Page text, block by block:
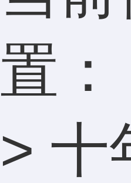
置：
> 十